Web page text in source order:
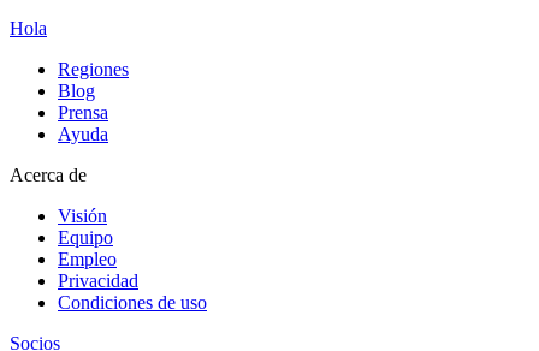
Hola
Regiones
Blog
Prensa
Ayuda
Acerca de
Visión
Equipo
Empleo
Privacidad
Condiciones de uso
Socios